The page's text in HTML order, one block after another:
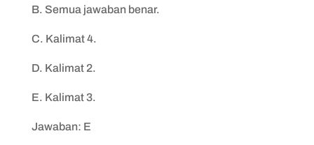
B. Semua jawaban benar.
C. Kalimat 4.
D. Kalimat 2.
E. Kalimat 3.
Jawaban: E